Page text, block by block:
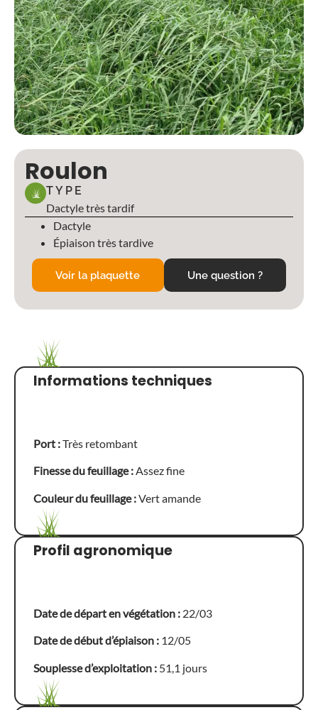
Roulon
TYPE
Dactyle très tardif
Dactyle
Épiaison très tardive
Voir la plaquette Une question ?
Informations techniques
Port :Très retombant
Finesse du feuillage :Assez fine
Couleur du feuillage :Vert amande
Profil agronomique
Date de départ en végétation : 22/03
Date de début d’épiaison : 12/05
Souplesse d’exploitation : 51,1 jours